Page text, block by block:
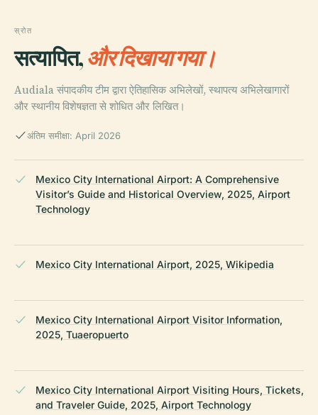
स्रोत
सत्यापित,और दिखाया गया।
Audiala संपादकीय टीम द्वारा ऐतिहासिक अभिलेखों, स्थापत्य अभिलेखागारों
और स्थानीय विशेषज्ञता से शोधित और लिखित।
अंतिम समीक्षा: April 2026
Mexico City International Airport: A Comprehensive
Visitor’s Guide and Historical Overview, 2025, Airport
Technology
Mexico City International Airport, 2025, Wikipedia
Mexico City International Airport Visitor Information,
2025, Tuaeropuerto
Mexico City International Airport Visiting Hours, Tickets,
and Traveler Guide, 2025, Airport Technology